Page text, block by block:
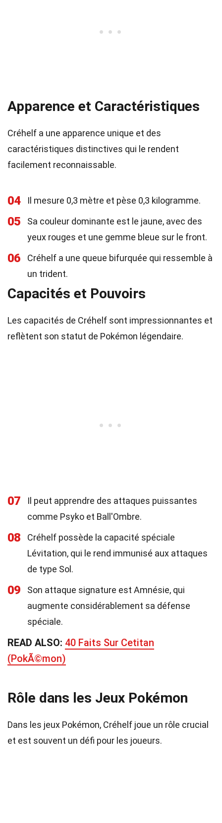
Apparence et Caractéristiques
Créhelf a une apparence unique et des
caractéristiques distinctives qui le rendent
facilement reconnaissable.
04 Il mesure 0,3 mètre et pèse 0,3 kilogramme.
05
Sa couleur dominante est le jaune, avec des
yeux rouges et une gemme bleue sur le front.
06
Créhelf a une queue bifurquée qui ressemble à
un trident.
Capacités et Pouvoirs
Les capacités de Créhelf sont impressionnantes et
reflètent son statut de Pokémon légendaire.
07
Il peut apprendre des attaques puissantes
comme Psyko et Ball'Ombre.
08
Créhelf possède la capacité spéciale
Lévitation, qui le rend immunisé aux attaques
de type Sol.
09
Son attaque signature est Amnésie, qui
augmente considérablement sa défense
spéciale.
READ ALSO: 40 Faits Sur Cetitan
(PokÃ©mon)
Rôle dans les Jeux Pokémon
Dans les jeux Pokémon, Créhelf joue un rôle crucial
et est souvent un défi pour les joueurs.